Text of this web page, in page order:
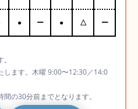
● ー ● △ ー
ます。木曜 9:00〜12:30／14:0
の30分前までとなります。